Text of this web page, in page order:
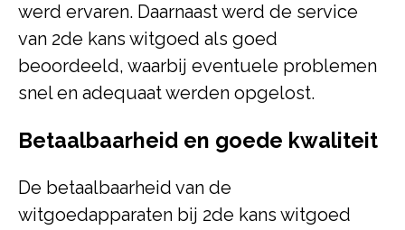
werd ervaren. Daarnaast werd de service
van 2de kans witgoed als goed
beoordeeld, waarbij eventuele problemen
snel en adequaat werden opgelost.
Betaalbaarheid en goede kwaliteit
De betaalbaarheid van de
witgoedapparaten bij 2de kans witgoed